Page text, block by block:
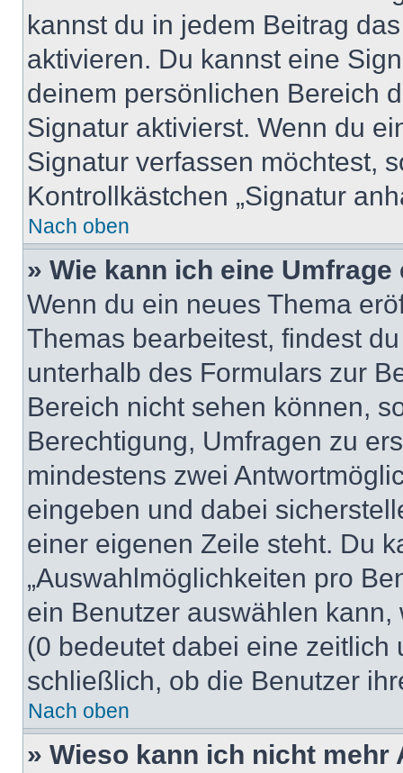
kannst du in jedem Beitrag
aktivieren. Du kannst eine
deinem persönlichen Bereich
Signatur aktivierst. Wenn du
Signatur verfassen möchtest,
Kontrollkästchen „Signatur
Nach oben
» Wie kann ich eine
Wenn du ein neues Thema
Themas bearbeitest, findest
unterhalb des Formulars zur
Bereich nicht sehen können,
Berechtigung, Umfragen zu
mindestens zwei
eingeben und dabei
einer eigenen Zeile steht. Du
„Auswahlmöglichkeiten pro
ein Benutzer auswählen
(0 bedeutet dabei eine
schließlich, ob die Benutzer
Nach oben
» Wieso kann ich nicht